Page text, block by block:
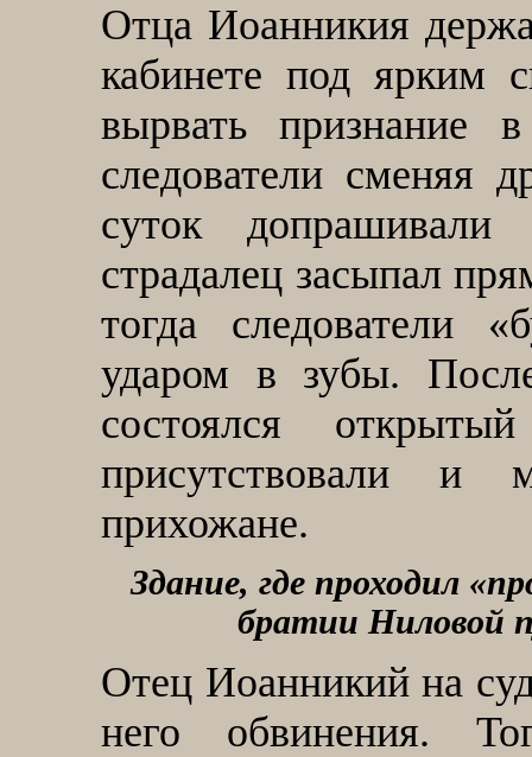
Отца Иоанникия
кабинете под ярким
вырвать признание
следователи сменяя
суток
страдалец засыпал
тогда следователи
ударом в зубы.
состоялся
присутствовали и
прихожане.
Здание, где проходил
братии Ниловой
Отец Иоанникий на
него обвинения.